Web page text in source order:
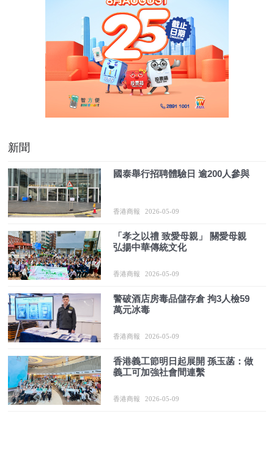
新聞
國泰舉行招聘體驗日 逾200人參與
香港商報 2026-05-09
「孝之以禮 致愛母親」 關愛母親
弘揚中華傳統文化
香港商報 2026-05-09
警破酒店房毒品儲存倉 拘3人檢59
萬元冰毒
香港商報 2026-05-09
香港義工節明日起展開 孫玉菡：做
義工可加強社會間連繫
香港商報 2026-05-09